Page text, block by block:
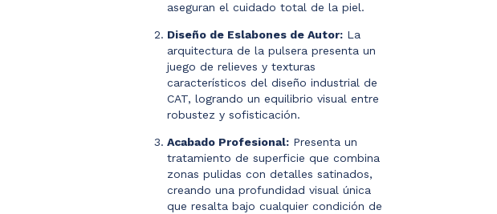
aseguran el cuidado total de la piel.
Diseño de Eslabones de Autor: La
arquitectura de la pulsera presenta un
juego de relieves y texturas
característicos del diseño industrial de
CAT, logrando un equilibrio visual entre
robustez y sofisticación.
Acabado Profesional: Presenta un
tratamiento de superficie que combina
zonas pulidas con detalles satinados,
creando una profundidad visual única
que resalta bajo cualquier condición de